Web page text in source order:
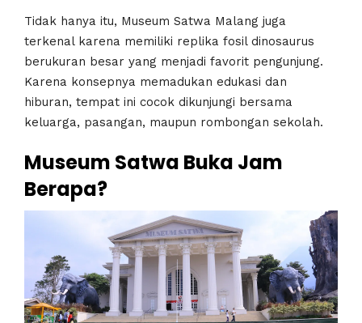
Tidak hanya itu, Museum Satwa Malang juga
terkenal karena memiliki replika fosil dinosaurus
berukuran besar yang menjadi favorit pengunjung.
Karena konsepnya memadukan edukasi dan
hiburan, tempat ini cocok dikunjungi bersama
keluarga, pasangan, maupun rombongan sekolah.
Museum Satwa Buka Jam
Berapa?